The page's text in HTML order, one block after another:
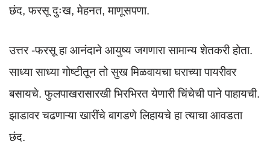
छंद, फरसू दुःख, मेहनत, माणूसपणा.
उत्तर -फरसू हा आनंदाने आयुष्य जगणारा सामान्य शेतकरी होता.
साध्या साध्या गोष्टीतून तो सुख मिळवायचा घराच्या पायरीवर
बसायचे. फुलपाखरासारखी भिरभिरत येणारी चिंचेची पाने पाहायची.
झाडावर चढणाऱ्या खारींचे बागडणे लिहायचे हा त्याचा आवडता
छंद.